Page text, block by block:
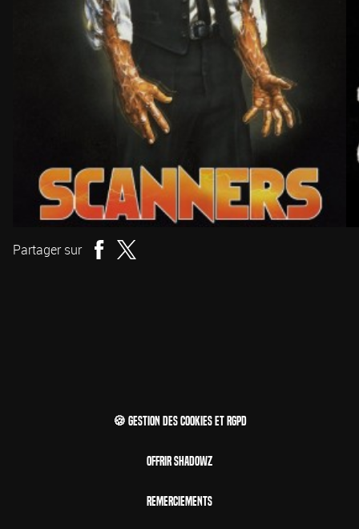
Partager sur
🍪 Gestion des cookies et RGPD
Offrir Shadowz
Remerciements